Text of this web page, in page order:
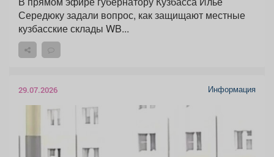
Середюку задали вопрос, как защищают местные
кузбасские склады WB...
29.07.2026 Информация